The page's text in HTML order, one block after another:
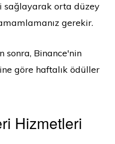
sağlayarak orta düzey
gerekir.
sonra, Binance'nin
göre haftalık ödüller
Hizmetleri